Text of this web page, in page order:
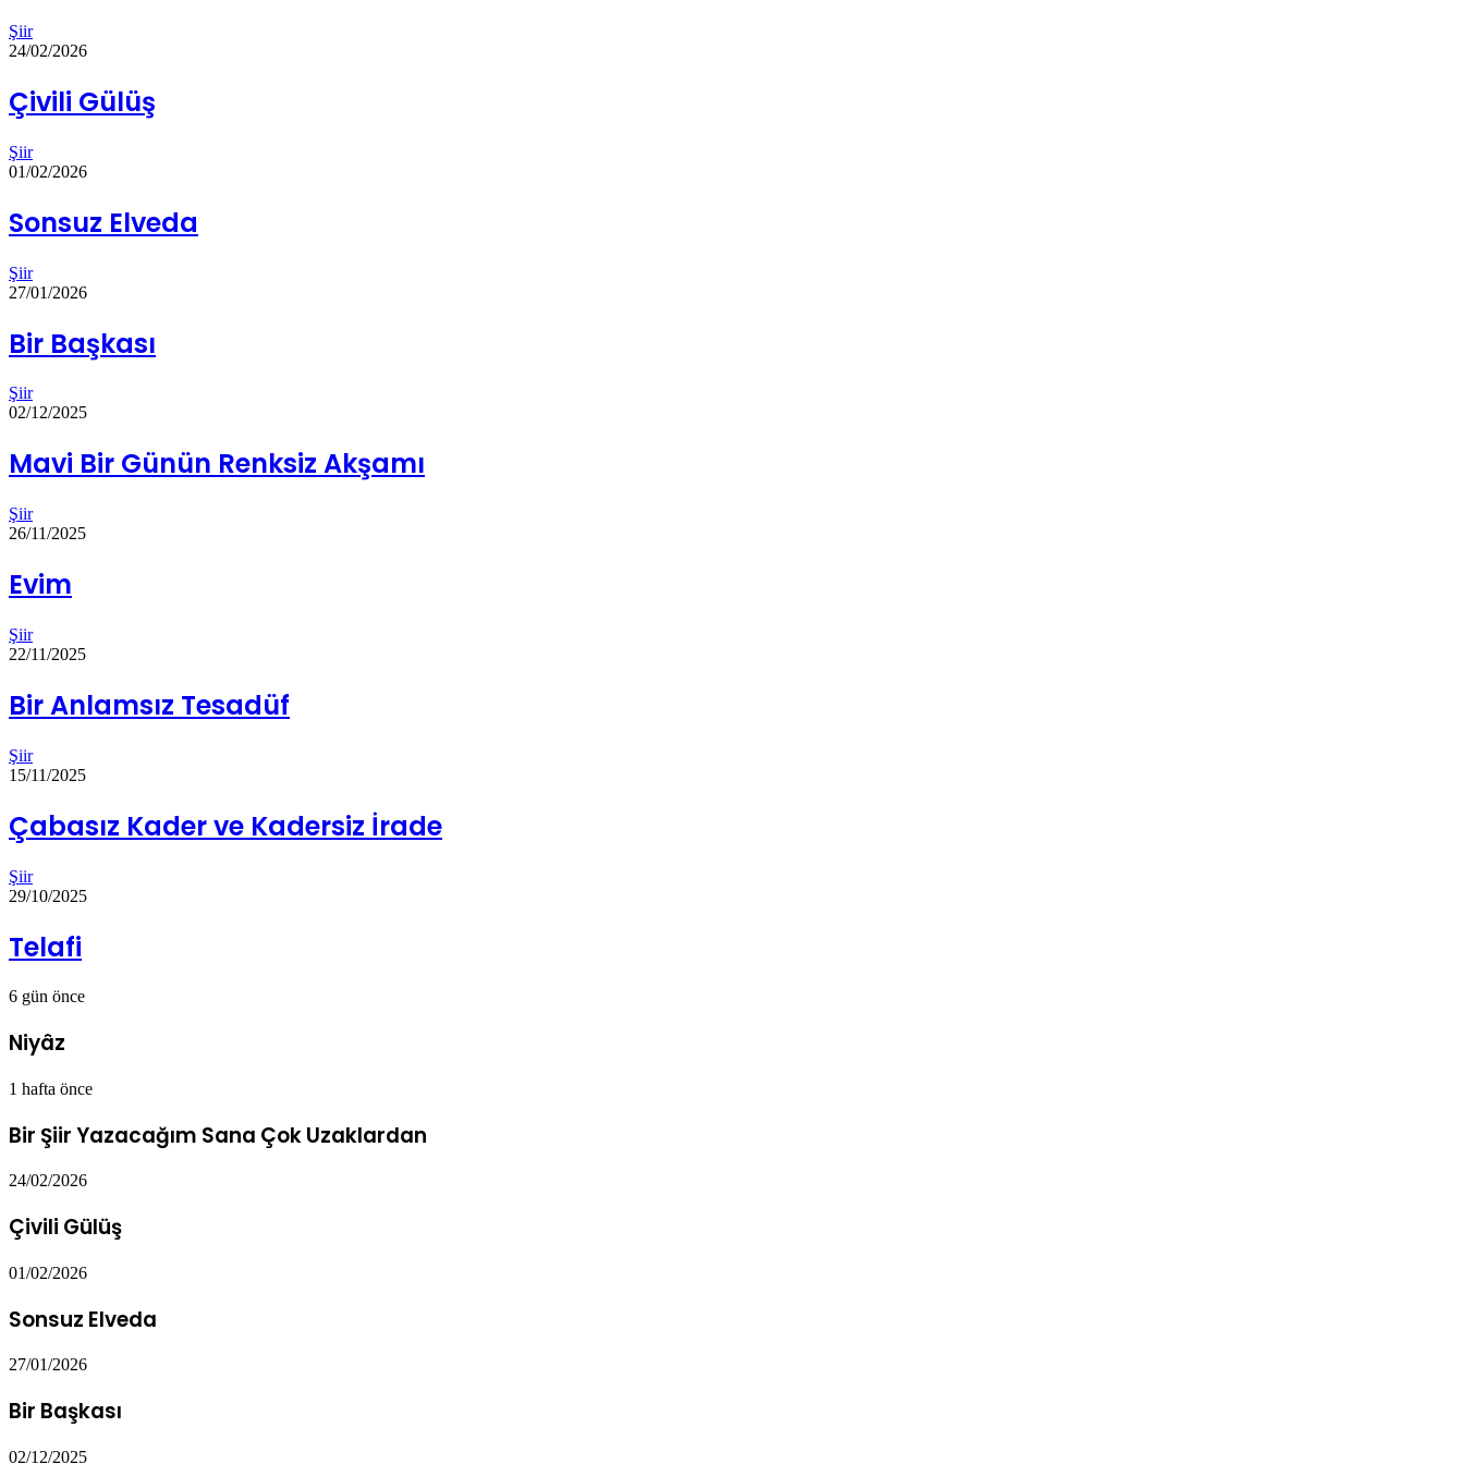
Şiir
24/02/2026
Çivili Gülüş
Şiir
01/02/2026
Sonsuz Elveda
Şiir
27/01/2026
Bir Başkası
Şiir
02/12/2025
Mavi Bir Günün Renksiz Akşamı
Şiir
26/11/2025
Evim
Şiir
22/11/2025
Bir Anlamsız Tesadüf
Şiir
15/11/2025
Çabasız Kader ve Kadersiz İrade
Şiir
29/10/2025
Telafi
6 gün önce
Niyâz
1 hafta önce
Bir Şiir Yazacağım Sana Çok Uzaklardan
24/02/2026
Çivili Gülüş
01/02/2026
Sonsuz Elveda
27/01/2026
Bir Başkası
02/12/2025